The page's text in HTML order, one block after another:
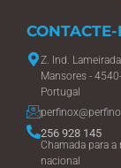
Z. Ind.
Mansores -
Portugal
256 928 145
Chamada para a
nacional